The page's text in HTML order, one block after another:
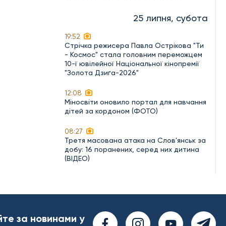
25 липня, субота
19:52
Стрічка режисера Павла Острікова "Ти
- Космос" стала головним переможцем
10-ї ювілейної Національної кінопремії
"Золота Дзиґа-2026"
12:08
Міносвіти оновило портал для навчання
дітей за кордоном (ФОТО)
08:27
Третя масована атака на Слов'янськ за
добу: 16 поранених, серед них дитина
(ВІДЕО)
за новинами у